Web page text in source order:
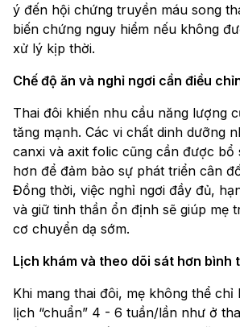
ý đến hội chứng truyền máu song
biến chứng nguy hiểm nếu không
xử lý kịp thời.
Chế độ ăn và nghỉ ngơi cần điều
Thai đôi khiến nhu cầu năng lượng
tăng mạnh. Các vi chất dinh dưỡng
canxi và axit folic cũng cần được bổ
hơn để đảm bảo sự phát triển cân
Đồng thời, việc nghỉ ngơi đầy đủ,
và giữ tinh thần ổn định sẽ giúp mẹ
cơ chuyển dạ sớm.
Lịch khám và theo dõi sát hơn bình
Khi mang thai đôi, mẹ không thể chỉ
lịch “chuẩn” 4 - 6 tuần/lần như ở